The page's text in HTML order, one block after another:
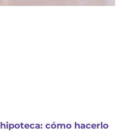
cómo hacerlo